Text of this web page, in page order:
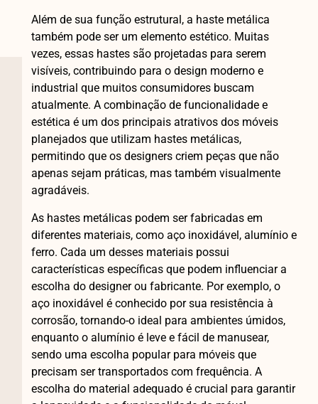
Além de sua função estrutural, a haste metálica
também pode ser um elemento estético. Muitas
vezes, essas hastes são projetadas para serem
visíveis, contribuindo para o design moderno e
industrial que muitos consumidores buscam
atualmente. A combinação de funcionalidade e
estética é um dos principais atrativos dos móveis
planejados que utilizam hastes metálicas,
permitindo que os designers criem peças que não
apenas sejam práticas, mas também visualmente
agradáveis.
As hastes metálicas podem ser fabricadas em
diferentes materiais, como aço inoxidável, alumínio e
ferro. Cada um desses materiais possui
características específicas que podem influenciar a
escolha do designer ou fabricante. Por exemplo, o
aço inoxidável é conhecido por sua resistência à
corrosão, tornando-o ideal para ambientes úmidos,
enquanto o alumínio é leve e fácil de manusear,
sendo uma escolha popular para móveis que
precisam ser transportados com frequência. A
escolha do material adequado é crucial para garantir